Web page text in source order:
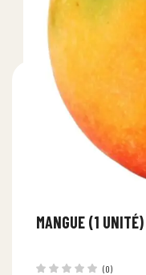
MANGUE (1 UNITÉ)
(0)